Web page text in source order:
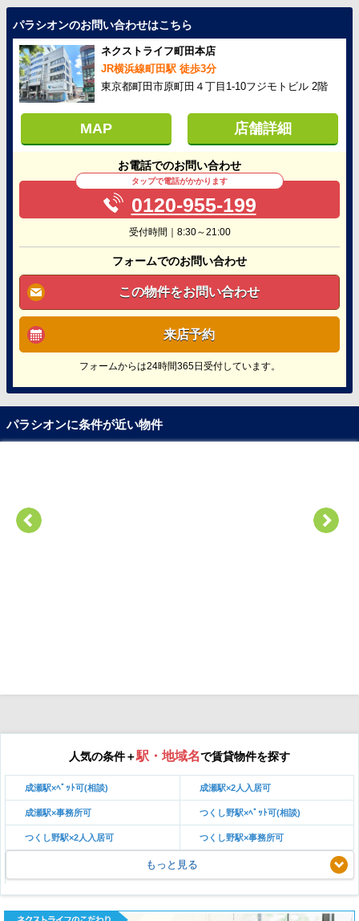
パラシオンのお問い合わせはこちら
ネクストライフ町田本店
JR横浜線町田駅 徒歩3分
東京都町田市原町田４丁目1-10フジモトビル 2階
MAP 店舗詳細
お電話でのお問い合わせ
タップで電話がかかります
0120-955-199
受付時間｜8:30～21:00
フォームでのお問い合わせ
この物件をお問い合わせ
来店予約
フォームからは24時間365日受付しています。
パラシオンに条件が近い物件
人気の条件＋駅・地域名で賃貸物件を探す
成瀬駅×ﾍﾟｯﾄ可(相談) 成瀬駅×2人入居可
成瀬駅×事務所可 つくし野駅×ﾍﾟｯﾄ可(相談)
つくし野駅×2人入居可 つくし野駅×事務所可
もっと見る